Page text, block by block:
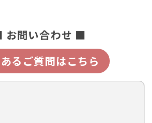
お問い合わせ ■
るご質問はこちら